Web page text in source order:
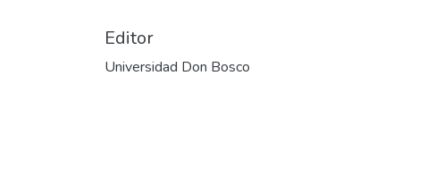
Editor
Universidad Don Bosco